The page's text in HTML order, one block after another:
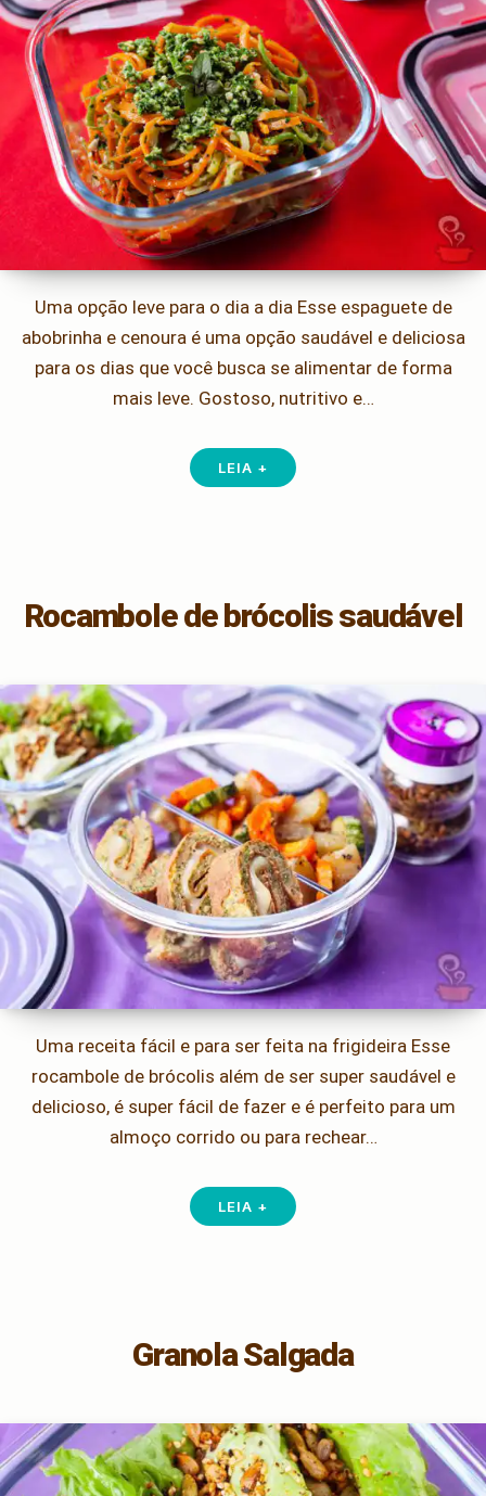
Uma opção leve para o dia a dia Esse espaguete de
abobrinha e cenoura é uma opção saudável e deliciosa
para os dias que você busca se alimentar de forma
mais leve. Gostoso, nutritivo e…
LEIA +
Rocambole de brócolis saudável
Uma receita fácil e para ser feita na frigideira Esse
rocambole de brócolis além de ser super saudável e
delicioso, é super fácil de fazer e é perfeito para um
almoço corrido ou para rechear…
LEIA +
Granola Salgada